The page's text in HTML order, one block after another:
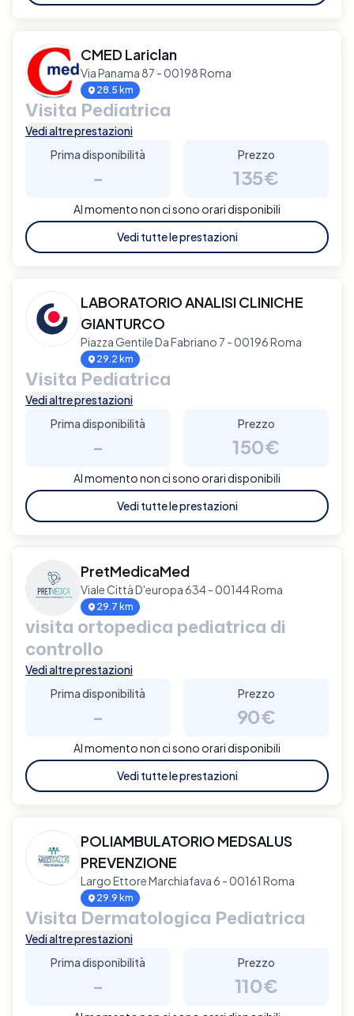
CMED Lariclan
Via Panama 87 - 00198 Roma
28.5 km
Visita Pediatrica
Vedi altre prestazioni
Prima disponibilità
-
Prezzo
135€
Al momento non ci sono orari disponibili
Vedi tutte le prestazioni
LABORATORIO ANALISI CLINICHE
GIANTURCO
Piazza Gentile Da Fabriano 7 - 00196 Roma
29.2 km
Visita Pediatrica
Vedi altre prestazioni
Prima disponibilità
-
Prezzo
150€
Al momento non ci sono orari disponibili
Vedi tutte le prestazioni
PretMedicaMed
Viale Città D'europa 634 - 00144 Roma
29.7 km
visita ortopedica pediatrica di
controllo
Vedi altre prestazioni
Prima disponibilità
-
Prezzo
90€
Al momento non ci sono orari disponibili
Vedi tutte le prestazioni
POLIAMBULATORIO MEDSALUS
PREVENZIONE
Largo Ettore Marchiafava 6 - 00161 Roma
29.9 km
Visita Dermatologica Pediatrica
Vedi altre prestazioni
Prima disponibilità
-
Prezzo
110€